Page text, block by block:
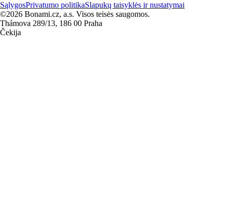
SąlygosPrivatumo politikaSlapukų taisyklės ir nustatymai
©2026 Bonami.cz, a.s. Visos teisės saugomos.
Thámova 289/13, 186 00 Praha
Čekija